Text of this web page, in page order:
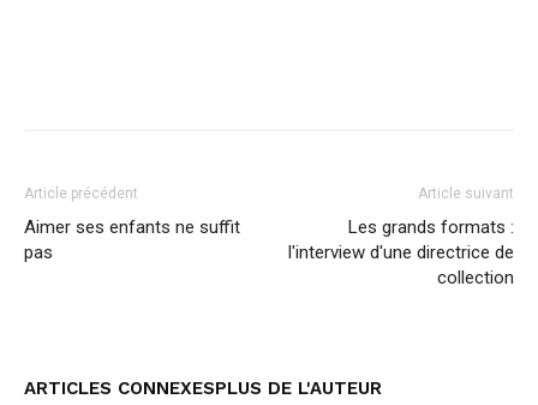
Article précédent
Aimer ses enfants ne suffit
pas
Article suivant
Les grands formats :
l'interview d'une directrice de
collection
ARTICLES CONNEXESPLUS DE L'AUTEUR